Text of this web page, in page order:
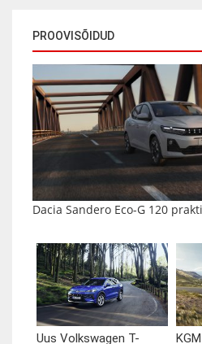
PROOVISÕIDUD
Dacia Sandero Eco-G 120
Uus Volkswagen T-